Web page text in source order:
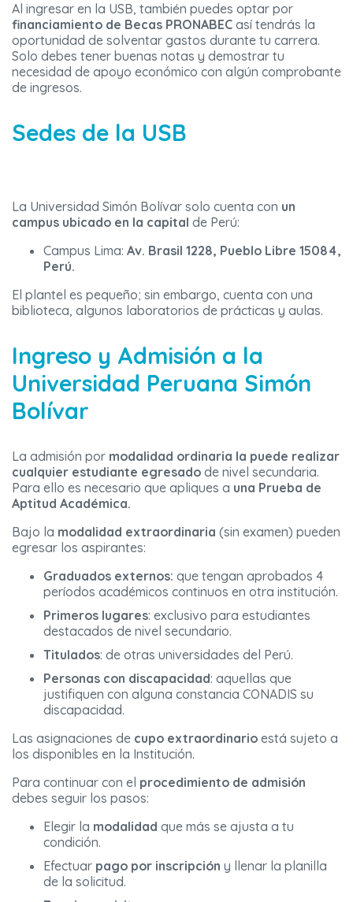
Al ingresar en la USB, también puedes optar por
financiamiento de Becas PRONABEC así tendrás la
oportunidad de solventar gastos durante tu carrera.
Solo debes tener buenas notas y demostrar tu
necesidad de apoyo económico con algún comprobante
de ingresos.
Sedes de la USB
La Universidad Simón Bolívar solo cuenta con un
campus ubicado en la capital de Perú:
Campus Lima: Av. Brasil 1228, Pueblo Libre 15084,
Perú.
El plantel es pequeño; sin embargo, cuenta con una
biblioteca, algunos laboratorios de prácticas y aulas.
Ingreso y Admisión a la
Universidad Peruana Simón
Bolívar
La admisión por modalidad ordinaria la puede realizar
cualquier estudiante egresado de nivel secundaria.
Para ello es necesario que apliques a una Prueba de
Aptitud Académica.
Bajo la modalidad extraordinaria (sin examen) pueden
egresar los aspirantes:
Graduados externos: que tengan aprobados 4
períodos académicos continuos en otra institución.
Primeros lugares: exclusivo para estudiantes
destacados de nivel secundario.
Titulados: de otras universidades del Perú.
Personas con discapacidad: aquellas que
justifiquen con alguna constancia CONADIS su
discapacidad.
Las asignaciones de cupo extraordinario está sujeto a
los disponibles en la Institución.
Para continuar con el procedimiento de admisión
debes seguir los pasos:
Elegir la modalidad que más se ajusta a tu
condición.
Efectuar pago por inscripción y llenar la planilla
de la solicitud.